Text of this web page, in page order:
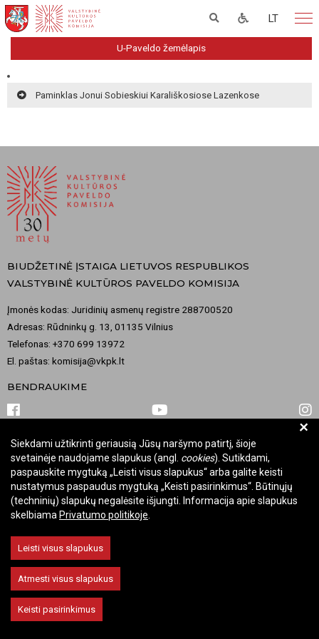
LT
U-Paveldo žemėlapis
Paminklas Jonui Sobieskiui Karališkosiose Lazenkose
BIUDŽETINĖ ĮSTAIGA LIETUVOS RESPUBLIKOS
VALSTYBINĖ KULTŪROS PAVELDO KOMISIJA
Įmonės kodas: Juridinių asmenų registre 288700520
Adresas: Rūdninkų g. 13, 01135 Vilnius
Telefonas: +370 699 13972
El. paštas: komisija@vkpk.lt
BENDRAUKIME
© 2026 Valstybinė kultūros paveldo komisija. Visos teisės saugomos.
Keisti slapukų nustatymus
+
Siekdami užtikrinti geriausią Jūsų naršymo patirtį, šioje
svetainėje naudojame slapukus (angl. cookies). Sutikdami,
paspauskite mygtuką „Leisti visus slapukus“ arba galite keisti
nustatymus paspaudus mygtuką „Keisti pasirinkimus“. Būtinųjų
(techninių) slapukų negalėsite išjungti. Informacija apie slapukus
skelbiama Privatumo politikoje
Leisti visus slapukus
Atmesti visus slapukus
Keisti pasirinkimus